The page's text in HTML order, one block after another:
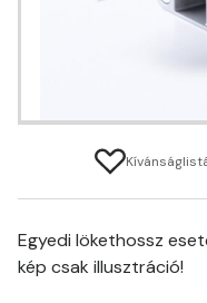
Egyedi lökethossz
kép csak illusztráció!